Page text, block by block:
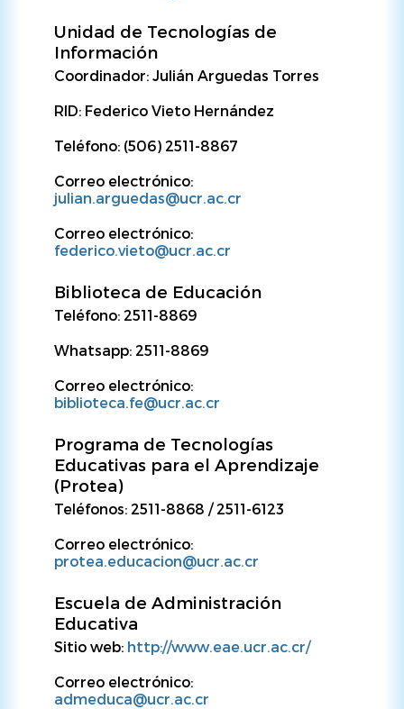
Unidad de Tecnologías de
Información
Coordinador: Julián Arguedas Torres
RID: Federico Vieto Hernández
Teléfono: (506) 2511-8867
Correo electrónico:
julian.arguedas@ucr.ac.cr
Correo electrónico:
federico.vieto@ucr.ac.cr
Biblioteca de Educación
Teléfono: 2511-8869
Whatsapp: 2511-8869
Correo electrónico:
biblioteca.fe@ucr.ac.cr
Programa de Tecnologías
Educativas para el Aprendizaje
(Protea)
Teléfonos: 2511-8868 / 2511-6123
Correo electrónico:
protea.educacion@ucr.ac.cr
Escuela de Administración
Educativa
Sitio web: http://www.eae.ucr.ac.cr/
Correo electrónico:
admeduca@ucr.ac.cr